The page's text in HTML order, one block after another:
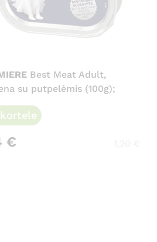
Best Meat Adult,
su putpelėmis (100g);
€